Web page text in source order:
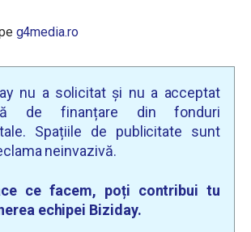
g4media.ro
nu a solicitat și nu a acceptat
de finanțare din fonduri
Spațiile de publicitate sunt
neinvazivă.
ce facem, poți contribui tu
echipei Biziday.